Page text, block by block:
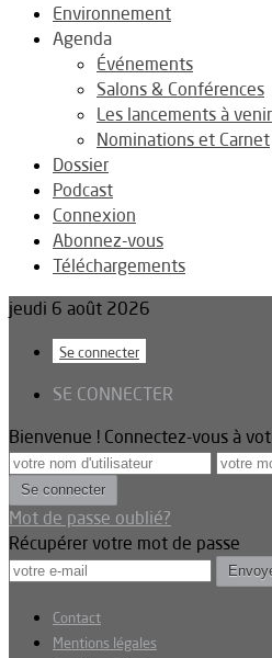
Environnement
Agenda
Événements
Salons & Conférences
Les lancements à venir
Nominations et Carnet
Dossier
Podcast
Connexion
Abonnez-vous
Téléchargements
jeudi 6 août 2026
Se connecter
SE CONNECTER
Bienvenue ! Connectez-vous à
Mot de passe oublié?
Récupérer votre mot de passe
Contact
Mentions légales